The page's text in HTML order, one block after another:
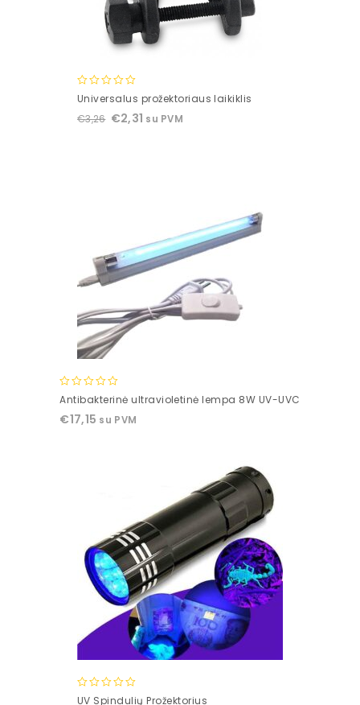
0
of
Universalus prožektoriaus laikiklis
€3,26 €2,31 su PVM
0
of
Antibakterinė ultravioletinė lempa 8W UV-UVC
€17,15 su PVM
0
UV Spindulių Prožektorius